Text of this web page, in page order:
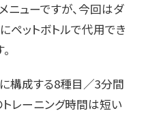
ニューですが、今回はダ
ペットボトルで代用でき
構成する8種目／3分間
トレーニング時間は短い